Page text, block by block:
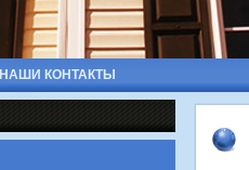
НАШИ КОНТАКТЫ